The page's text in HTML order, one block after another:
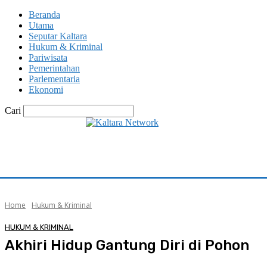
Beranda
Utama
Seputar Kaltara
Hukum & Kriminal
Pariwisata
Pemerintahan
Parlementaria
Ekonomi
Cari
Home Hukum & Kriminal
HUKUM & KRIMINAL
Akhiri Hidup Gantung Diri di Pohon